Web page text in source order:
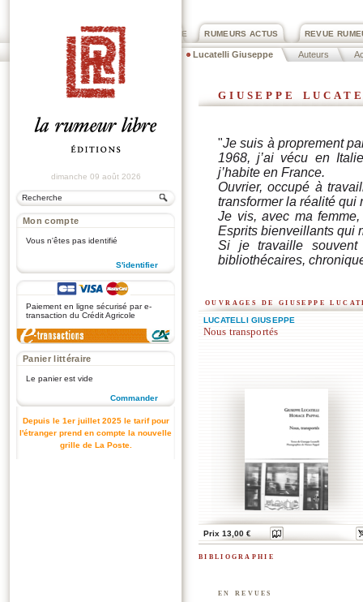
REVUE
RUMEURS ACTUS
PRIX ROGER DEXTRE
Lucatelli Giuseppe Auteurs
dimanche 09 août 2026
Mon compte
Vous n'êtes pas identifié
S'identifier
Paiement en ligne sécurisé par e-
transaction du Crédit Agricole
Panier littéraire
Le panier est vide
Commander
Depuis le 1er juillet 2025 le tarif pour
l'étranger prend en compte la nouvelle
grille de La Poste.
giuseppe
"Je suis à proprement
1968, j’ai vécu en
j’habite en France.
Ouvrier, occupé à
transformer la réalité qui
Je vis, avec ma
Esprits bienveillants qui
Si je travaille souvent
bibliothécaires,
ouvrages de giuseppe
LUCATELLI GIUSEPPE
Nous transportés
Prix 13,00 €
bibliographie
en revues